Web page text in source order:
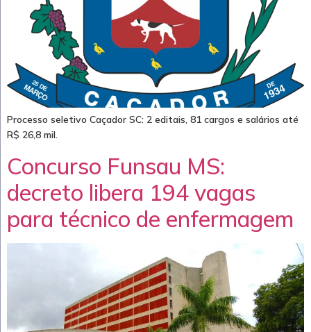
Processo seletivo Caçador SC: 2 editais, 81 cargos e salários até
R$ 26,8 mil.
Concurso Funsau MS:
decreto libera 194 vagas
para técnico de enfermagem